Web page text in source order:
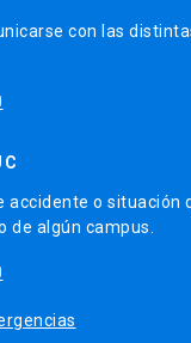
con las
accidente o situación
de algún campus.